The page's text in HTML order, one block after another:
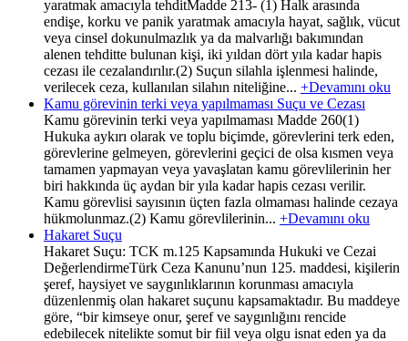
yaratmak amacıyla tehditMadde 213- (1) Halk arasında
endişe, korku ve panik yaratmak amacıyla hayat, sağlık, vücut
veya cinsel dokunulmazlık ya da malvarlığı bakımından
alenen tehditte bulunan kişi, iki yıldan dört yıla kadar hapis
cezası ile cezalandırılır.(2) Suçun silahla işlenmesi halinde,
verilecek ceza, kullanılan silahın niteliğine... +Devamını oku
Kamu görevinin terki veya yapılmaması Suçu ve Cezası
Kamu görevinin terki veya yapılmaması Madde 260(1)
Hukuka aykırı olarak ve toplu biçimde, görevlerini terk eden,
görevlerine gelmeyen, görevlerini geçici de olsa kısmen veya
tamamen yapmayan veya yavaşlatan kamu görevlilerinin her
biri hakkında üç aydan bir yıla kadar hapis cezası verilir.
Kamu görevlisi sayısının üçten fazla olmaması halinde cezaya
hükmolunmaz.(2) Kamu görevlilerinin... +Devamını oku
Hakaret Suçu
Hakaret Suçu: TCK m.125 Kapsamında Hukuki ve Cezai
DeğerlendirmeTürk Ceza Kanunu’nun 125. maddesi, kişilerin
şeref, haysiyet ve saygınlıklarının korunması amacıyla
düzenlenmiş olan hakaret suçunu kapsamaktadır. Bu maddeye
göre, “bir kimseye onur, şeref ve saygınlığını rencide
edebilecek nitelikte somut bir fiil veya olgu isnat eden ya da